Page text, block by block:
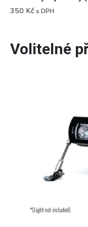
350 Kčs DPH
Volitelné